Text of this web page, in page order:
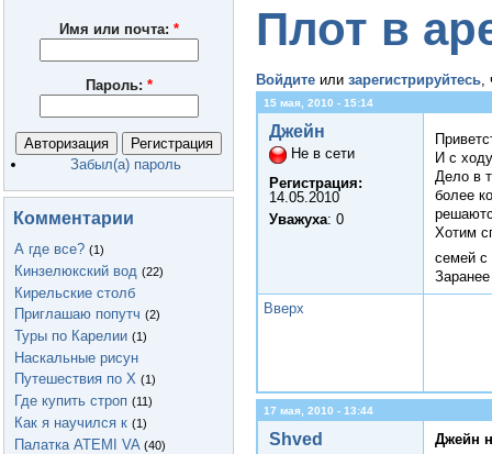
Имя или почта: *
Пароль: *
Забыл(а) пароль
Комментарии
А где все? (1)
Кинзелюкский вод (22)
Кирельские столб
Приглашаю попутч (2)
Туры по Карелии (1)
Наскальные рисун
Путешествия по Х (1)
Где купить строп (11)
Как я научился к (1)
Палатка ATEMI VA (40)
Плот в
Войдите или зарегистрируйтесь,
15 мая, 2010 - 15:14
Джейн
Не в сети
Регистрация:
14.05.2010
Уважуха: 0
И с
Дело в
более
Хотим
семей
Вверх
17 мая, 2010 - 13:44
Shved Джейн